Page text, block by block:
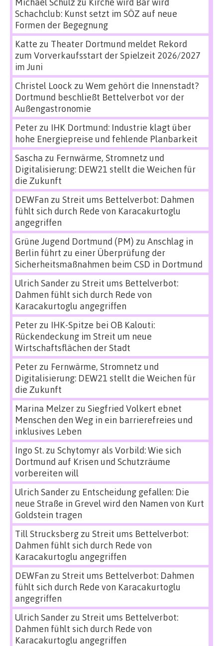
Schachclub: Kunst setzt im SÖZ auf neue
Formen der Begegnung
Katte zu Theater Dortmund meldet Rekord
zum Vorverkaufsstart der Spielzeit 2026/2027
im Juni
Christel Loock zu Wem gehört die Innenstadt?
Dortmund beschließt Bettelverbot vor der
Außengastronomie
Peterzu IHK Dortmund: Industrie klagt über
hohe Energiepreise und fehlende Planbarkeit
Sascha zu Fernwärme, Stromnetz und
Digitalisierung: DEW21 stellt die Weichen für
die Zukunft
DEWFan zu Streit ums Bettelverbot: Dahmen
fühlt sich durch Rede von Karacakurtoglu
angegriffen
Grüne Jugend Dortmund (PM) zu Anschlag in
Berlin führt zu einer Überprüfung der
Sicherheitsmaßnahmen beim CSD in Dortmund
Ulrich Sanderzu Streit ums Bettelverbot:
Dahmen fühlt sich durch Rede von
Karacakurtoglu angegriffen
Peterzu IHK-Spitze bei OB Kalouti:
Rückendeckung im Streit um neue
Wirtschaftsflächen der Stadt
Peterzu Fernwärme, Stromnetz und
Digitalisierung: DEW21 stellt die Weichen für
die Zukunft
Marina Melzerzu Siegfried Volkert ebnet
Menschen den Weg in ein barrierefreies und
inklusives Leben
Ingo St.zu Schytomyr als Vorbild: Wie sich
Dortmund auf Krisen und Schutzräume
vorbereiten will
Ulrich Sanderzu Entscheidung gefallen: Die
neue Straße in Grevel wird den Namen von Kurt
Goldstein tragen
Till Strucksbergzu Streit ums Bettelverbot:
Dahmen fühlt sich durch Rede von
Karacakurtoglu angegriffen
DEWFan zu Streit ums Bettelverbot: Dahmen
fühlt sich durch Rede von Karacakurtoglu
angegriffen
Ulrich Sanderzu Streit ums Bettelverbot:
Dahmen fühlt sich durch Rede von
Karacakurtoglu angegriffen